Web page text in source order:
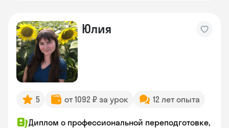
Юлия
5 от 1092 ₽ за урок 12 лет опыта
Диплом о профессиональной переподготовке,